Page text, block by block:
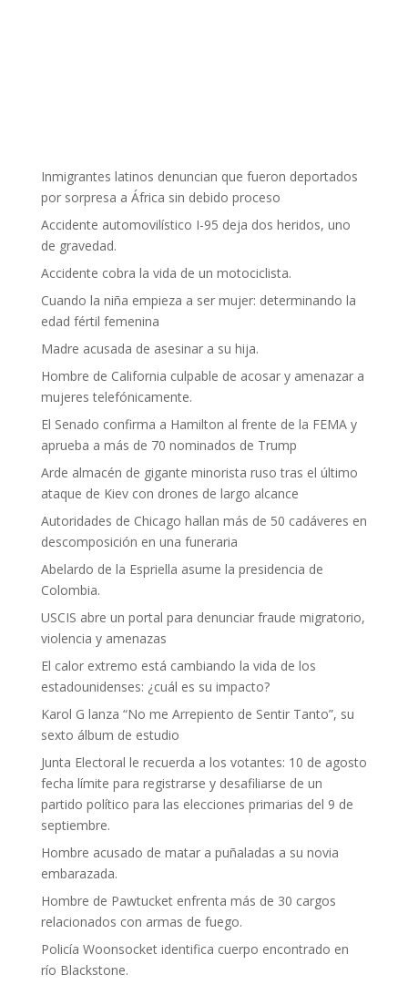
Inmigrantes latinos denuncian que fueron deportados
por sorpresa a África sin debido proceso
Accidente automovilístico I-95 deja dos heridos, uno
de gravedad.
Accidente cobra la vida de un motociclista.
Cuando la niña empieza a ser mujer: determinando la
edad fértil femenina
Madre acusada de asesinar a su hija.
Hombre de California culpable de acosar y amenazar a
mujeres telefónicamente.
El Senado confirma a Hamilton al frente de la FEMA y
aprueba a más de 70 nominados de Trump
Arde almacén de gigante minorista ruso tras el último
ataque de Kiev con drones de largo alcance
Autoridades de Chicago hallan más de 50 cadáveres en
descomposición en una funeraria
Abelardo de la Espriella asume la presidencia de
Colombia.
USCIS abre un portal para denunciar fraude migratorio,
violencia y amenazas
El calor extremo está cambiando la vida de los
estadounidenses: ¿cuál es su impacto?
Karol G lanza “No me Arrepiento de Sentir Tanto”, su
sexto álbum de estudio
Junta Electoral le recuerda a los votantes: 10 de agosto
fecha límite para registrarse y desafiliarse de un
partido político para las elecciones primarias del 9 de
septiembre.
Hombre acusado de matar a puñaladas a su novia
embarazada.
Hombre de Pawtucket enfrenta más de 30 cargos
relacionados con armas de fuego.
Policía Woonsocket identifica cuerpo encontrado en
río Blackstone.